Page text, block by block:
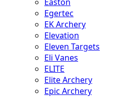
Egertec
EK Archery
Elevation
Eleven Targets
Eli Vanes
ELITE
Elite Archery
Epic Archery